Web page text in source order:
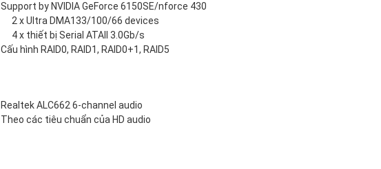
Support by NVIDIA GeForce 6150SE/nforce 430
2 x Ultra DMA133/100/66 devices
4 x thiết bị Serial ATAII 3.0Gb/s
Cấu hình RAID0, RAID1, RAID0+1, RAID5
Realtek ALC662 6-channel audio
Theo các tiêu chuẩn của HD audio